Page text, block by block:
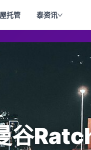
托管 泰资讯
谷